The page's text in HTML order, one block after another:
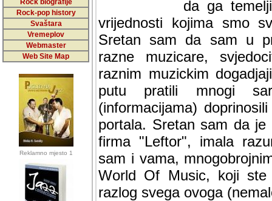
Rock biografije
Rock-pop history
Svaštara
Vremeplov
Webmaster
Web Site Map
Reklamno mjesto 1
da ga
vrijednosti kojima smo
Sretan sam da sam u
muzicare, svjedociti
muzickim dogadjajima...
mnogi saradnici koji
doprinosili vrijednosti i
sam da je i moj web
imala razumijevanja za
mnogobrojnim
Music, koji ste ga
ovoga (nemalog) rada.